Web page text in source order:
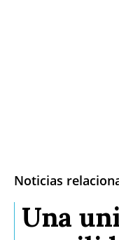
Noticias
Una